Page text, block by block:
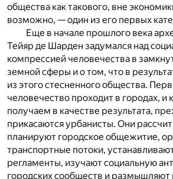
общества как такового, вне
возможно, — один из его первых
Еще в начале прошлого века
Тейяр де Шарден задумался над
компрессией человечества в
земной сферы и о том, что в
из этого стесненного общества.
человечество проходит в городах, и
получаем в качестве результата,
прикасаются урбанисты. Они
планируют городское общежитие,
транспортные потоки,
регламенты, изучают социальную
городских сообществ и размышляют